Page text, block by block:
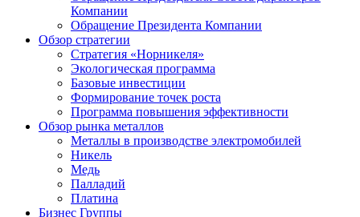
Компании
Обращение Президента Компании
Обзор стратегии
Стратегия «Норникеля»
Экологическая программа
Базовые инвестиции
Формирование точек роста
Программа повышения эффективности
Обзор рынка металлов
Металлы в производстве электромобилей
Никель
Медь
Палладий
Платина
Бизнес Группы